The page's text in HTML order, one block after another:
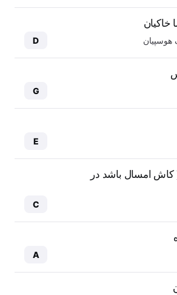
خاکیان
هوسپیان D
G
E
امسال باشد در
C
A